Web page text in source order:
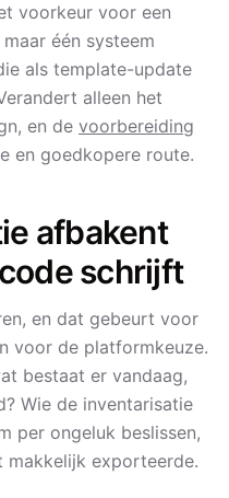
voorkeur voor een
één systeem
als template-update
alleen het
en de voorbereiding
en goedkopere route.
afbakent
schrijft
en dat gebeurt voor
voor de platformkeuze.
bestaat er vandaag,
Wie de inventarisatie
per ongeluk beslissen,
makkelijk exporteerde.